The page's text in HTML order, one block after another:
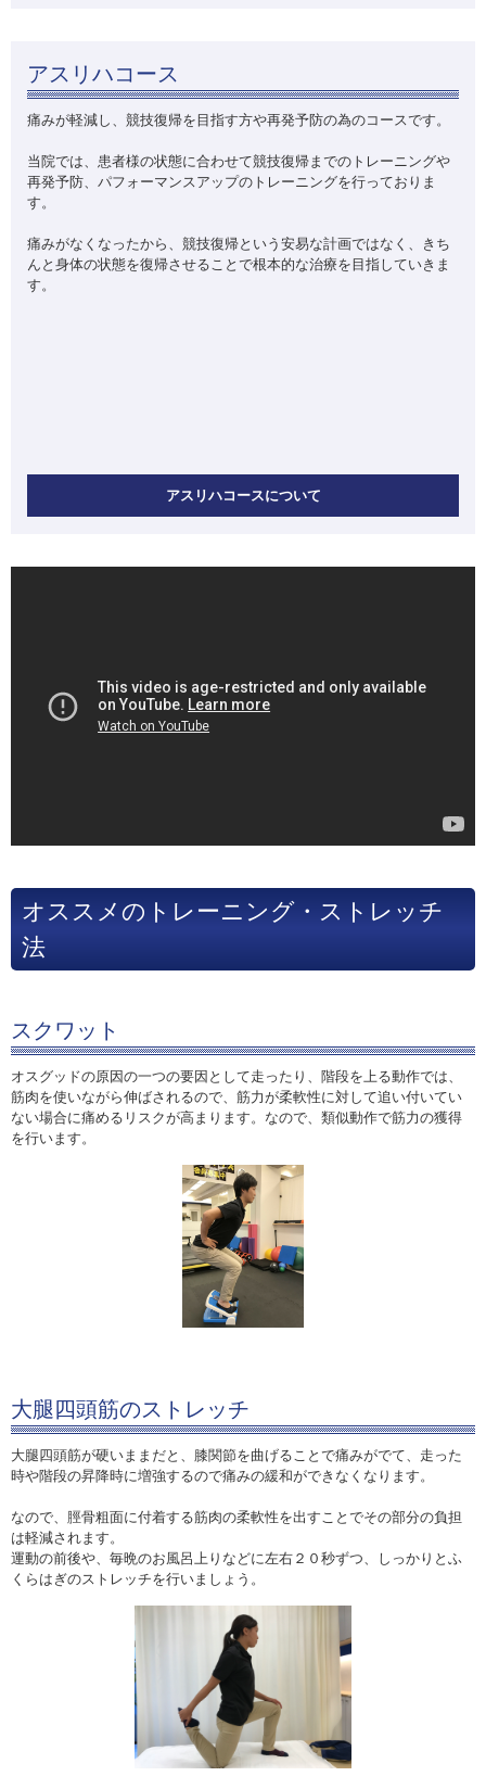
アスリハコース
痛みが軽減し、競技復帰を目指す方や再発予防の為のコースです。
当院では、患者様の状態に合わせて競技復帰までのトレーニングや
再発予防、パフォーマンスアップのトレーニングを行っておりま
す。
痛みがなくなったから、競技復帰という安易な計画ではなく、きち
んと身体の状態を復帰させることで根本的な治療を目指していきま
す。
アスリハコースについて
オススメのトレーニング・ストレッチ
法
スクワット
オスグッドの原因の一つの要因として走ったり、階段を上る動作では、
筋肉を使いながら伸ばされるので、筋力が柔軟性に対して追い付いてい
ない場合に痛めるリスクが高まります。なので、類似動作で筋力の獲得
を行います。
大腿四頭筋のストレッチ
大腿四頭筋が硬いままだと、膝関節を曲げることで痛みがでて、走った
時や階段の昇降時に増強するので痛みの緩和ができなくなります。
なので、脛骨粗面に付着する筋肉の柔軟性を出すことでその部分の負担
は軽減されます。
運動の前後や、毎晩のお風呂上りなどに左右２０秒ずつ、しっかりとふ
くらはぎのストレッチを行いましょう。